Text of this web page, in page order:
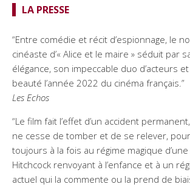
LA PRESSE
“Entre comédie et récit d’espionnage, le
cinéaste d’« Alice et le maire » séduit par
élégance, son impeccable duo d’acteurs
beauté l’année 2022 du cinéma français.”
Les Echos
“Le film fait l’effet d’un accident
ne cesse de tomber et de se relever,
toujours à la fois au régime magique
Hitchcock renvoyant à l’enfance et à un
actuel qui la commente ou la prend de